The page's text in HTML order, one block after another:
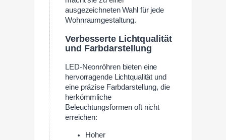
ausgezeichneten Wahl für jede
Wohnraumgestaltung.
Verbesserte Lichtqualität
und Farbdarstellung
LED-Neonröhren bieten eine
hervorragende Lichtqualität und
eine präzise Farbdarstellung, die
herkömmliche
Beleuchtungsformen oft nicht
erreichen:
Hoher